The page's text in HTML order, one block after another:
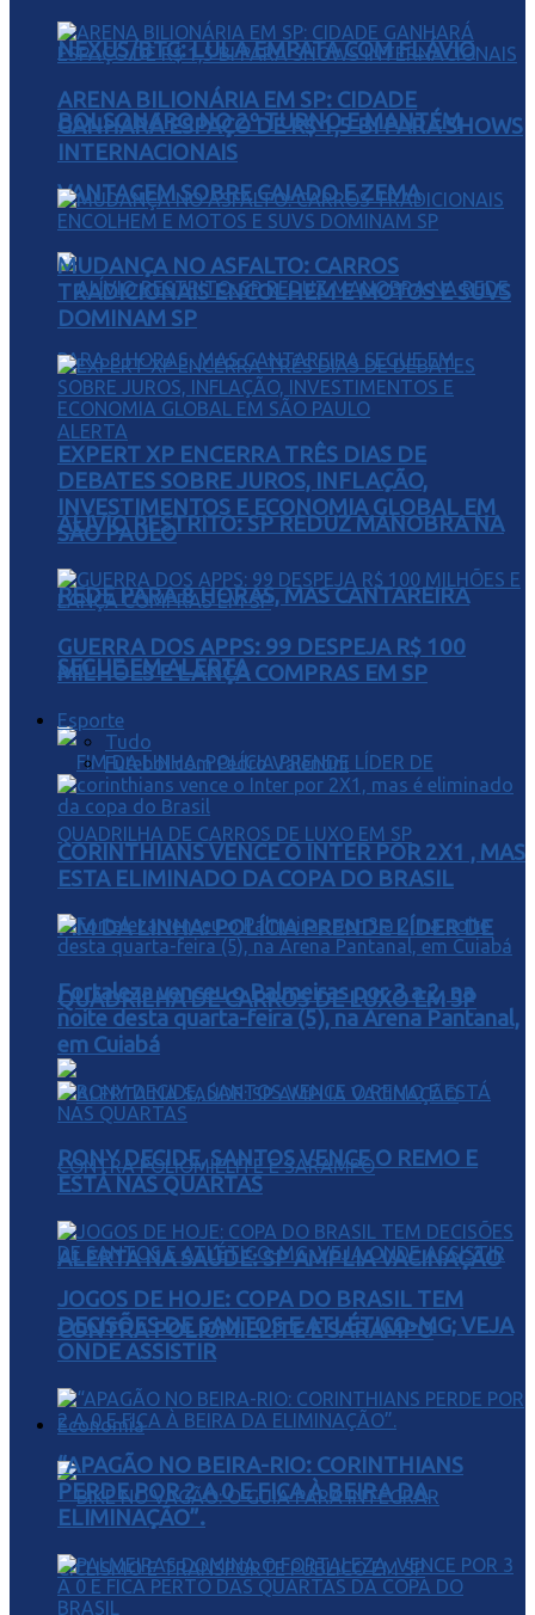
NEXUS/BTG: LULA EMPATA COM FLÁVIO
BOLSONARO NO 2º TURNO E MANTÉM
VANTAGEM SOBRE CAIADO E ZEMA
ALÍVIO RESTRITO: SP REDUZ MANOBRA NA
REDE PARA 8 HORAS, MAS CANTAREIRA
SEGUE EM ALERTA
FIM DA LINHA: POLÍCIA PRENDE LÍDER DE
QUADRILHA DE CARROS DE LUXO EM SP
ALERTA NA SAÚDE: SP AMPLIA VACINAÇÃO
CONTRA POLIOMIELITE E SARAMPO
Economia
ARENA BILIONÁRIA EM SP: CIDADE
GANHARÁ ESPAÇO DE R$ 1,5 BI PARA SHOWS
INTERNACIONAIS
MUDANÇA NO ASFALTO: CARROS
TRADICIONAIS ENCOLHEM E MOTOS E SUVS
DOMINAM SP
EXPERT XP ENCERRA TRÊS DIAS DE
DEBATES SOBRE JUROS, INFLAÇÃO,
INVESTIMENTOS E ECONOMIA GLOBAL EM
SÃO PAULO
GUERRA DOS APPS: 99 DESPEJA R$ 100
MILHÕES E LANÇA COMPRAS EM SP
Esporte
Tudo
Futebol com Pedro Valentini
CORINTHIANS VENCE O INTER POR 2X1 , MAS
ESTA ELIMINADO DA COPA DO BRASIL
Fortaleza venceu o Palmeiras por 3 a 2, na
noite desta quarta-feira (5), na Arena Pantanal,
em Cuiabá
RONY DECIDE, SANTOS VENCE O REMO E
ESTÁ NAS QUARTAS
JOGOS DE HOJE: COPA DO BRASIL TEM
DECISÕES DE SANTOS E ATLÉTICO-MG; VEJA
ONDE ASSISTIR
“APAGÃO NO BEIRA-RIO: CORINTHIANS
PERDE POR 2 A 0 E FICA À BEIRA DA
ELIMINAÇÃO”.